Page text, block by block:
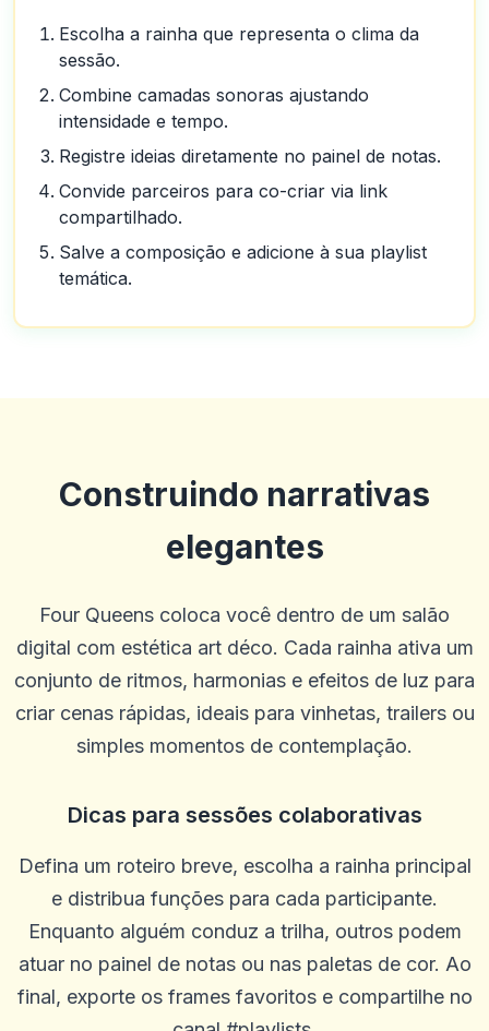
Escolha a rainha que representa o clima da
sessão.
Combine camadas sonoras ajustando
intensidade e tempo.
Registre ideias diretamente no painel de notas.
Convide parceiros para co-criar via link
compartilhado.
Salve a composição e adicione à sua playlist
temática.
Construindo narrativas
elegantes
Four Queens coloca você dentro de um salão
digital com estética art déco. Cada rainha ativa um
conjunto de ritmos, harmonias e efeitos de luz para
criar cenas rápidas, ideais para vinhetas, trailers ou
simples momentos de contemplação.
Dicas para sessões colaborativas
Defina um roteiro breve, escolha a rainha principal
e distribua funções para cada participante.
Enquanto alguém conduz a trilha, outros podem
atuar no painel de notas ou nas paletas de cor. Ao
final, exporte os frames favoritos e compartilhe no
ron stuhr
Me dê meu dinheiro
0 0
W
Will
Ótimo atendimento ao cliente
0 0